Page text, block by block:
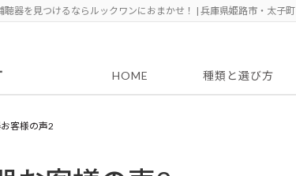
聴器を見つけるならルックワンにおまかせ！ | 兵庫県姫路市・太子町
HOME 種類と選び方
客様の声2